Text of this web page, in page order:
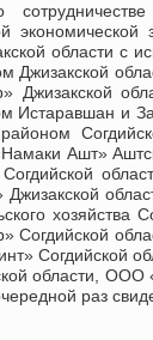
экономической
области с
Джизакской
Джизакской
Истаравшан и
Ашт»
Джизакской
хозяйства
Согдийской
Согдийской
области,
раз